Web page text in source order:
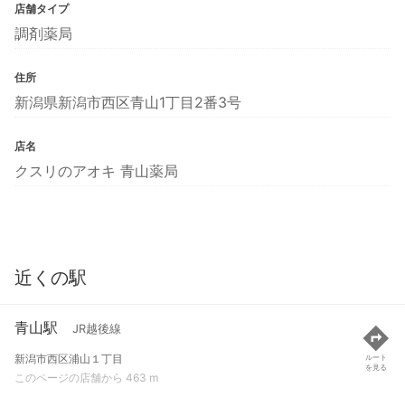
店舗タイプ
調剤薬局
住所
新潟県新潟市西区青山1丁目2番3号
店名
クスリのアオキ 青山薬局
近くの駅
青山駅 JR越後線
新潟市西区浦山１丁目
このページの店舗から 463 m
ルート
を見る